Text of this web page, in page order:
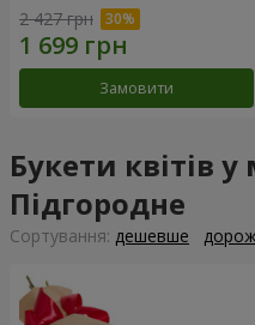
2 427 грн
Замовити
Букети квітів у
Підгородне
Сортування: дешевше